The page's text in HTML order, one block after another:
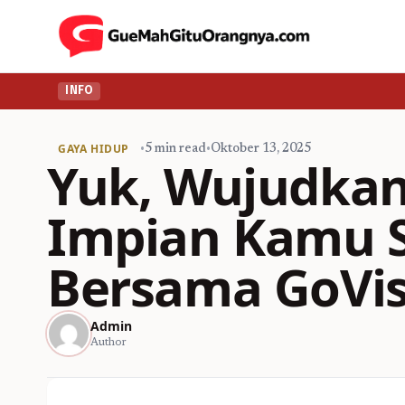
INFO
GAYA HIDUP •5 min read•Oktober 13, 2025
Yuk,
Impian Kamu
Bersama
Admin
Author